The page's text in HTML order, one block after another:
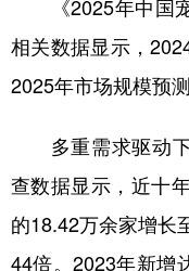
《2025年中国宠
相关数据显示，
2025年市场规模预
多重需求驱动下
查数据显示，近十
的18.42万余家增长
44倍。2023年新增